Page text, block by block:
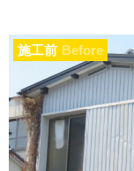
施工前 Before